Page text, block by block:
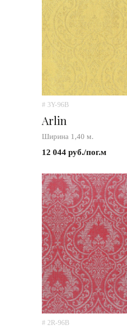
# 3Y-96B
Arlin
Ширина 1,40 м.
12 044 руб./пог.м
# 2R-96B